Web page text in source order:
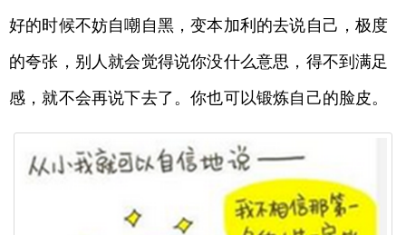
好的时候不妨自嘲自黑，变本加利的去说自己，极度
的夸张，别人就会觉得说你没什么意思，得不到满足
感，就不会再说下去了。你也可以锻炼自己的脸皮。